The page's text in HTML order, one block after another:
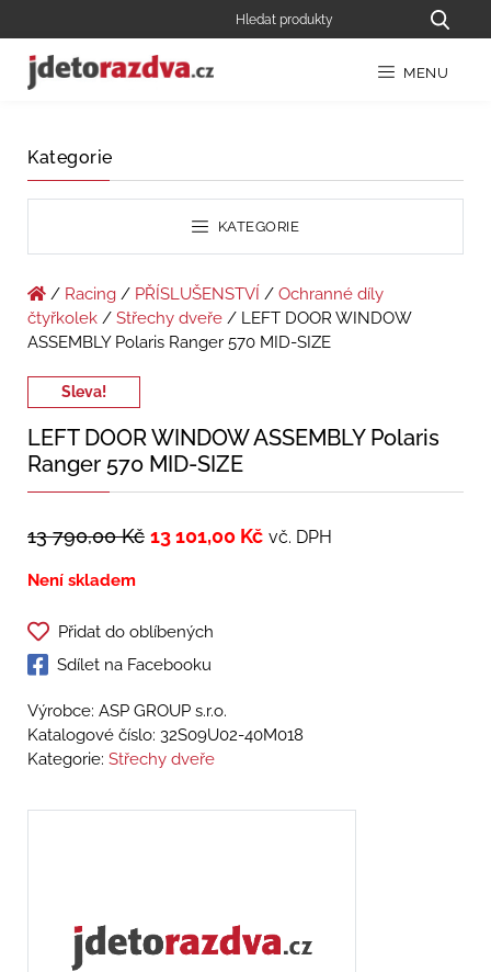
MENU
Kategorie
KATEGORIE
/ Racing / PŘÍSLUŠENSTVÍ / Ochranné díly
čtyřkolek / Střechy dveře / LEFT DOOR WINDOW
ASSEMBLY Polaris Ranger 570 MID-SIZE
Sleva!
LEFT DOOR WINDOW ASSEMBLY Polaris
Ranger 570 MID-SIZE
13 790,00Kč 13 101,00 Kč vč. DPH
Není skladem
Přidat do oblíbených
Sdílet na Facebooku
Výrobce: ASP GROUP s.r.o.
Katalogové číslo: 32S09U02-40M018
Kategorie: Střechy dveře